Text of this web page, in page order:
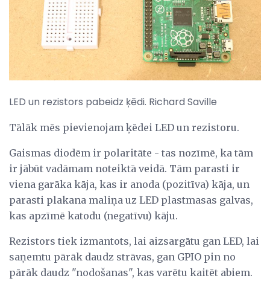
LED un rezistors pabeidz ķēdi. Richard Saville
Tālāk mēs pievienojam ķēdei LED un rezistoru.
Gaismas diodēm ir polaritāte - tas nozīmē, ka tām
ir jābūt vadāmam noteiktā veidā. Tām parasti ir
viena garāka kāja, kas ir anoda (pozitīva) kāja, un
parasti plakana maliņa uz LED plastmasas galvas,
kas apzīmē katodu (negatīvu) kāju.
Rezistors tiek izmantots, lai aizsargātu gan LED, lai
saņemtu pārāk daudz strāvas, gan GPIO pin no
pārāk daudz "nodošanas", kas varētu kaitēt abiem.